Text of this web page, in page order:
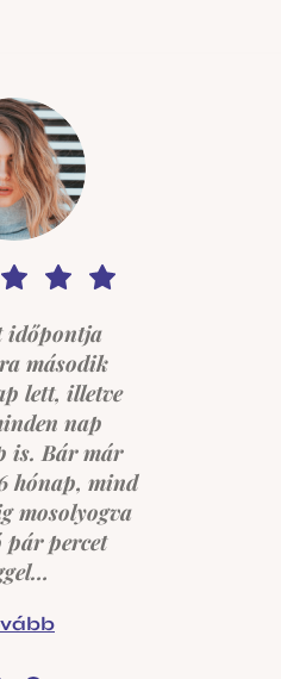
időpontja
második
lett, illetve
nap
is. Bár már
hónap, mind
mosolyogva
percet